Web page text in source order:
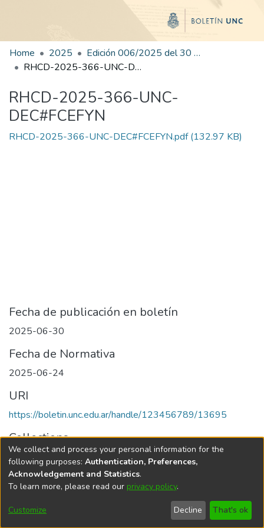
Home 2025
Edición 006/2025 del 30 de junio de 2025
RHCD-2025-366-UNC-DEC#FCEFYN
RHCD-2025-366-UNC-
DEC#FCEFYN
RHCD-2025-366-UNC-DEC#FCEFYN.pdf(132.97 KB)
Fecha de publicación en boletín
2025-06-30
Fecha de Normativa
2025-06-24
URI
https://boletin.unc.edu.ar/handle/123456789/13695
Collections
Edición 006/2025 del 30 de junio de 2025
Universidad Nacional de Córdoba
We collect and process your personal information for the
following purposes: Authentication, Preferences,
Acknowledgement and Statistics.
To learn more, please read our privacy policy.
Customize Decline That's ok